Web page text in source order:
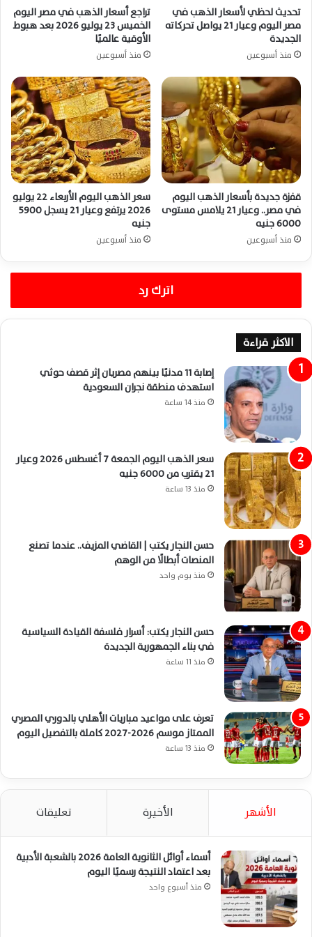
تحديث لحظي لأسعار الذهب في
مصر اليوم وعيار 21 يواصل تحركاته
الجديدة
منذ أسبوعين
تراجع أسعار الذهب في مصر اليوم
الخميس 23 يوليو 2026 بعد هبوط
الأوقية عالميًا
منذ أسبوعين
قفزة جديدة بأسعار الذهب اليوم
في مصر.. وعيار 21 يلامس مستوى
6000 جنيه
منذ أسبوعين
سعر الذهب اليوم الأربعاء 22 يوليو
2026 يرتفع وعيار 21 يسجل 5900
جنيه
منذ أسبوعين
اترك رد
الاكثر قراءة
إصابة 11 مدنيًا بينهم مصريان إثر قصف حوثي
استهدف منطقة نجران السعودية
منذ 14 ساعة
سعر الذهب اليوم الجمعة 7 أغسطس 2026 وعيار
21 يقترب من 6000 جنيه
منذ 13 ساعة
حسن النجار يكتب | القاضي المزيف.. عندما تصنع
المنصات أبطالًا من الوهم
منذ يوم واحد
حسن النجار يكتب: أسرار فلسفة القيادة السياسية
في بناء الجمهورية الجديدة
منذ 11 ساعة
تعرف على مواعيد مباريات الأهلي بالدوري المصري
الممتاز موسم 2026-2027 كاملة بالتفصيل اليوم
منذ 13 ساعة
الأشهر الأخيرة تعليقات
أسماء أوائل الثانوية العامة 2026 بالشعبة الأدبية
بعد اعتماد النتيجة رسميًا اليوم
منذ أسبوع واحد